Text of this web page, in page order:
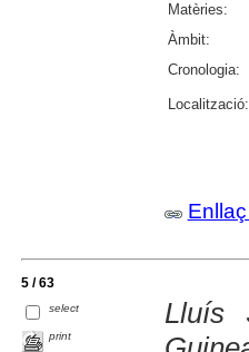
Matèries:
Àmbit:
Cronologia:
Localització:
5 / 63
select
print
Lluís